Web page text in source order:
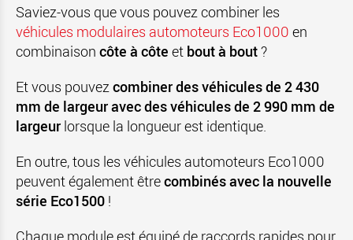
Saviez-vous que vous pouvez combiner les
véhicules modulaires automoteurs Eco1000 en
combinaison côte à côte et bout à bout?
Et vous pouvezcombiner des véhicules de 2 430
mm de largeur avec des véhicules de 2 990 mm de
largeur lorsque la longueur est identique.
En outre, tous les véhicules automoteurs Eco1000
peuvent également êtrecombinés avec la nouvelle
série Eco1500 !
Chaque module est équipé de raccords rapides pour